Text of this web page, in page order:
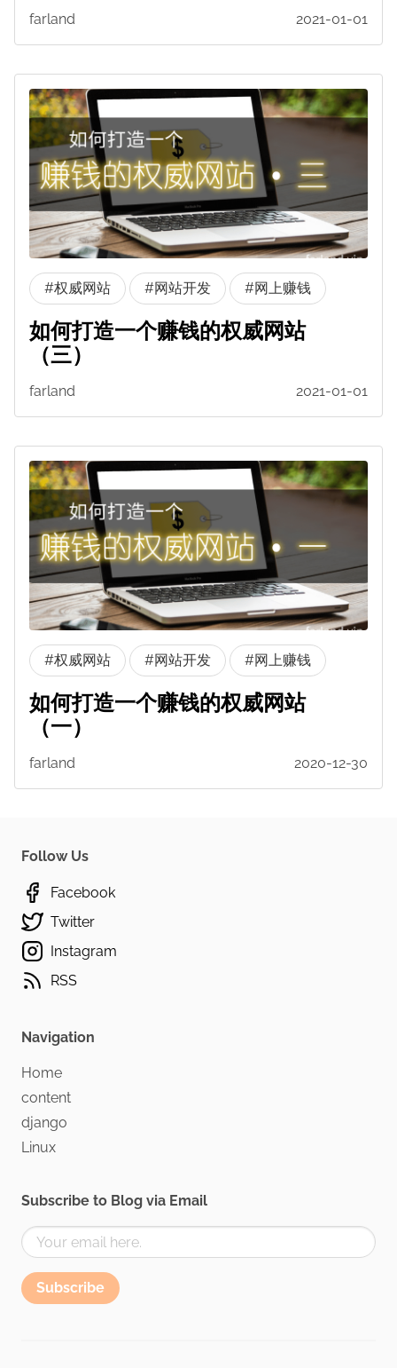
farland 2021-01-01
#权威网站 #网站开发 #网上赚钱
如何打造一个赚钱的权威网站
（三）
farland 2021-01-01
#权威网站 #网站开发 #网上赚钱
如何打造一个赚钱的权威网站
（一）
farland 2020-12-30
Follow Us
Facebook
Twitter
Instagram
RSS
Navigation
Home
content
django
Linux
Subscribe to Blog via Email
Subscribe